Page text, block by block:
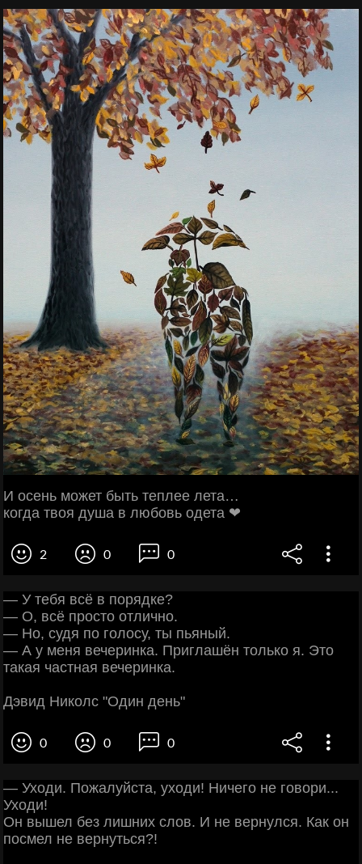
И осень может быть теплее лета…
когда твоя душа в любовь одета ❤
2 0 0
— У тебя всё в порядке?
— О, всё просто отлично.
— Но, судя по голосу, ты пьяный.
— А у меня вечеринка. Приглашён только я. Это
такая частная вечеринка.
Дэвид Николс "Один день"
0 0 0
— Уходи. Пожалуйста, уходи! Ничего не говори...
Уходи!
Он вышел без лишних слов. И не вернулся. Как он
посмел не вернуться?!